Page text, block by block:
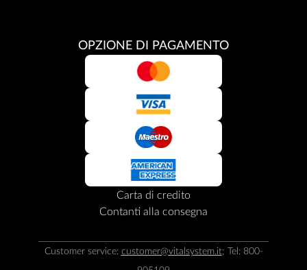
OPZIONE DI PAGAMENTO
Carta di credito
Contanti alla consegna
Customer service: customer@vitalsystem.it; Tel: 800-